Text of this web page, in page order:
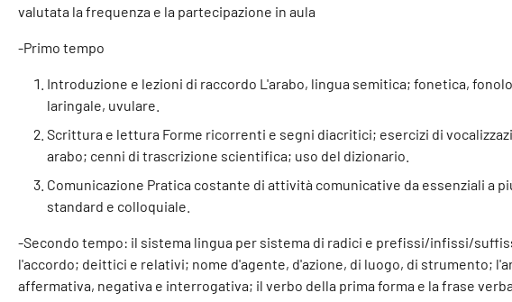
valutata la frequenza e la partecipazione in aula
-Primo tempo
Introduzione e lezioni di raccordo L'arabo, lingua semitica; fonetica,
laringale, uvulare.
Scrittura e lettura Forme ricorrenti e segni diacritici; esercizi di
arabo; cenni di trascrizione scientifica; uso del dizionario.
Comunicazione Pratica costante di attività comunicative da essenziali a
standard e colloquiale.
-Secondo tempo: il sistema lingua per sistema di radici e prefissi/infissi/
l'accordo; deittici e relativi; nome d'agente, d'azione, di luogo, di strumento;
affermativa, negativa e interrogativa; il verbo della prima forma e la frase